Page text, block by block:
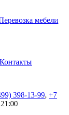
мебели
Контакты
398-13-99, +7